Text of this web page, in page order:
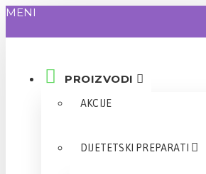
MENI
PROIZVODI
AKCIJE
DIJETETSKI PREPARATI